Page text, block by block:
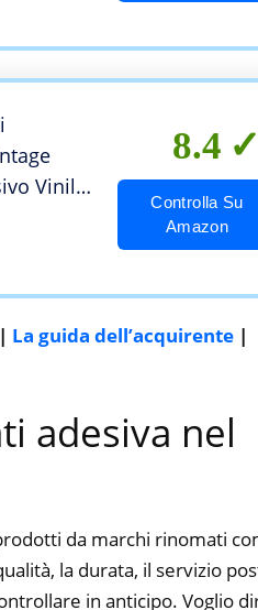
Vinile
Lavabile
8.4
Controlla Su
Amazon
| La guida dell’acquirente |
adesiva nel
da marchi rinomati
la durata, il servizio
in anticipo. Voglio